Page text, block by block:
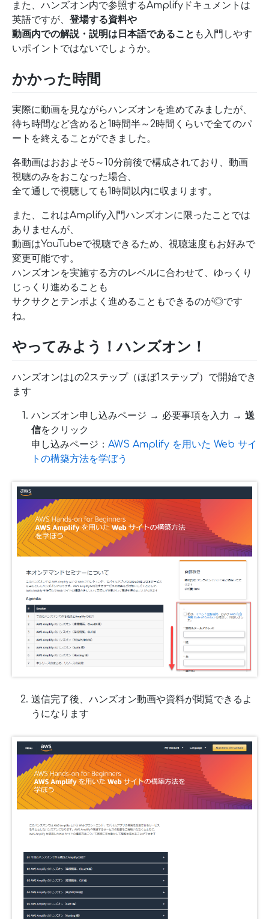
また、ハンズオン内で参照するAmplifyドキュメントは
英語ですが、 登場する資料や
動画内での解説・説明は日本語であること も入門しやす
いポイントではないでしょうか。
かかった時間
実際に動画を見ながらハンズオンを進めてみましたが、
待ち時間など含めると1時間半～2時間くらいで全てのパ
ートを終えることができました。
各動画はおおよそ5～10分前後で構成されており、動画
視聴のみをおこなった場合、
全て通しで視聴しても1時間以内に収まります。
また、これはAmplify入門ハンズオンに限ったことでは
ありませんが、
動画はYouTubeで視聴できるため、視聴速度もお好みで
変更可能です。
ハンズオンを実施する方のレベルに合わせて、ゆっくり
じっくり進めることも
サクサクとテンポよく進めることもできるのが◎です
ね。
やってみよう！ハンズオン！
ハンズオンは↓の2ステップ（ほぼ1ステップ）で開始でき
ます
ハンズオン申し込みページ → 必要事項を入力 → 送
信をクリック
申し込みページ： AWS Amplify を用いた Web サイ
トの構築方法を学ぼう
送信完了後、ハンズオン動画や資料が閲覧できるよ
うになります